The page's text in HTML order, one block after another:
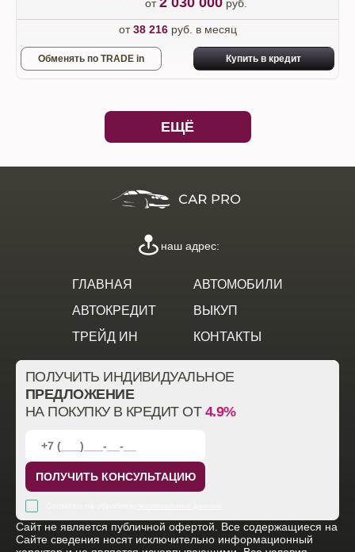
от
руб.
от38 216руб. в месяц
Обменять по TRADE in Купить в кредит
ЕЩЁ
ГЛАВНАЯ
АВТОМОБИЛИ
АВТОКРЕДИТ
ВЫКУП
ТРЕЙД ИН
КОНТАКТЫ
наш адрес:
ПОЛУЧИТЬ ИНДИВИДУАЛЬНОЕ
ПРЕДЛОЖЕНИЕ
НА ПОКУПКУ В КРЕДИТ ОТ 4.9%
ПОЛУЧИТЬ КОНСУЛЬТАЦИЮ
Cайт не является публичной офертой. Все содержащиеся на
Сайте сведения носят исключительно информационный